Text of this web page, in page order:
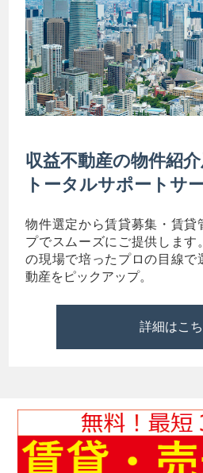
収益不動産の物件紹
トータルサポートサ
物件選定から賃貸募集・賃貸
プでスムーズにご提供します
の現場で培ったプロの目線で
動産をピックアップ。
詳細はこ